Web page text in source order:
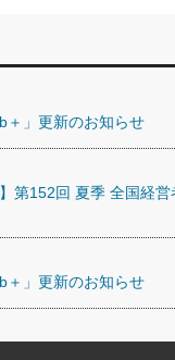
＋」更新のお知らせ
第152回 夏季 全国経
＋」更新のお知らせ